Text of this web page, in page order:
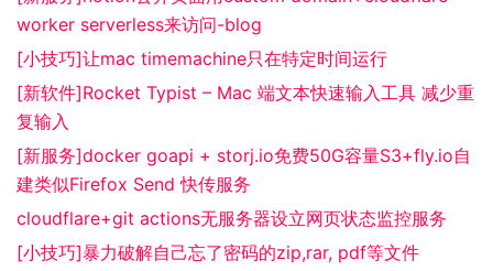
worker serverless来访问-blog
[小技巧]让mac timemachine只在特定时间运行
[新软件]Rocket Typist – Mac 端文本快速输入工具 减少重
复输入
[新服务]docker goapi + storj.io免费50G容量S3+fly.io自
建类似Firefox Send 快传服务
cloudflare+git actions无服务器设立网页状态监控服务
[小技巧]暴力破解自己忘了密码的zip,rar, pdf等文件